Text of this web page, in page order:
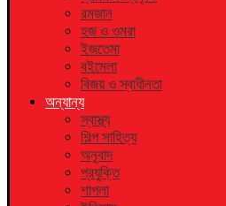
রমজান
হজ ও ওমরা
ইজতেমা
বইমেলা
বিজয় ও স্বাধীনতা
অন্যান্য
স্বাস্থ্য
শিল্প সাহিত্য
অনুবাদ
প্রযুক্তি
শাপলা